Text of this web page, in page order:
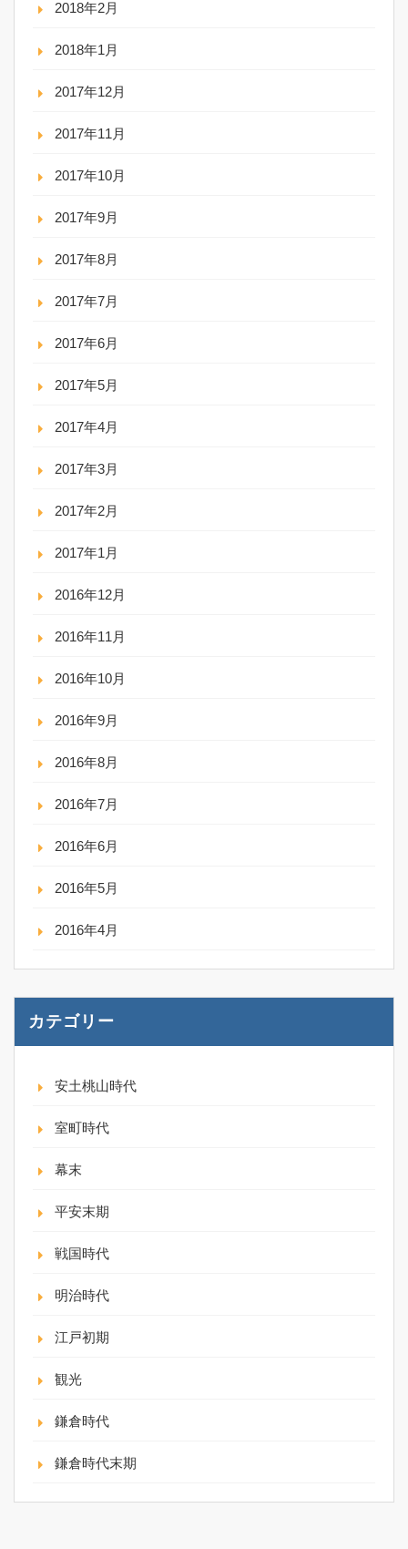
2018年2月
2018年1月
2017年12月
2017年11月
2017年10月
2017年9月
2017年8月
2017年7月
2017年6月
2017年5月
2017年4月
2017年3月
2017年2月
2017年1月
2016年12月
2016年11月
2016年10月
2016年9月
2016年8月
2016年7月
2016年6月
2016年5月
2016年4月
カテゴリー
安土桃山時代
室町時代
幕末
平安末期
戦国時代
明治時代
江戸初期
観光
鎌倉時代
鎌倉時代末期